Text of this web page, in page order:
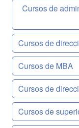
Cursos de
Cursos de
Cursos de MBA
Cursos de
Cursos de